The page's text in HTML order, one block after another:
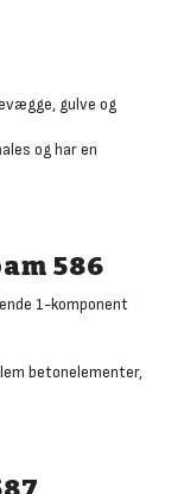
gulve og
og har en
586
1-komponent
betonelementer,